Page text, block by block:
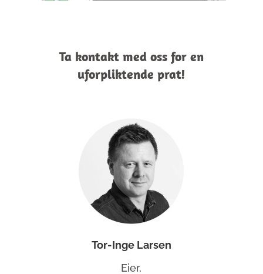
Ta kontakt med oss for en
uforpliktende prat!
Tor-Inge Larsen
Eier,